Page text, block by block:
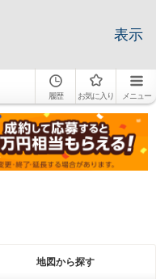
表示
履歴 お気に入り メニュー
地図から探す